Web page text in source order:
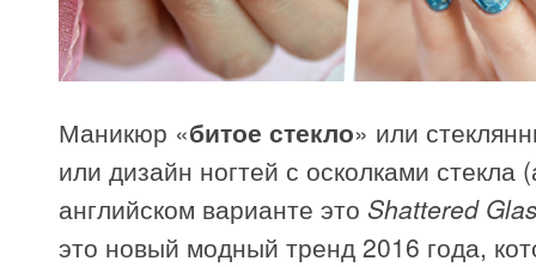
Маникюр «битое стекло» или
или дизайн ногтей с осколками стекла
английском варианте это Shattered
это новый модный тренд 2016 года,